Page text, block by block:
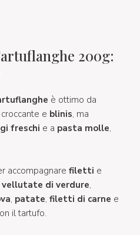
200g:
è ottimo da
e blinis, ma
freschi e a pasta molle,
accompagnare filetti e
vellutate di verdure,
, patate, filetti di carne e
il tartufo.